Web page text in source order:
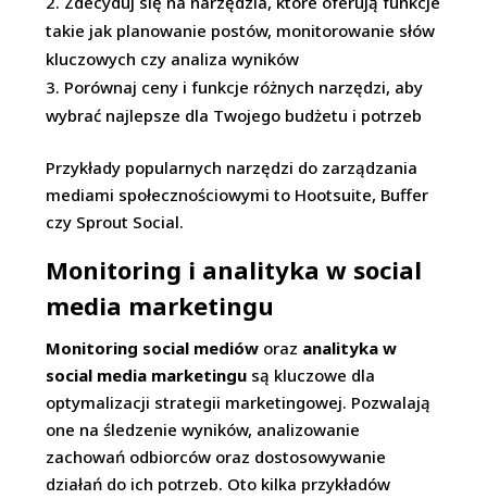
takie jak planowanie postów, monitorowanie słów
kluczowych czy analiza wyników
Porównaj ceny i funkcje różnych narzędzi, aby
wybrać najlepsze dla Twojego budżetu i potrzeb
Przykłady popularnych narzędzi do zarządzania
mediami społecznościowymi to Hootsuite, Buffer
czy Sprout Social.
Monitoring i analityka w social
media marketingu
Monitoring social mediów oraz analityka w
social media marketingu są kluczowe dla
optymalizacji strategii marketingowej. Pozwalają
one na śledzenie wyników, analizowanie
zachowań odbiorców oraz dostosowywanie
działań do ich potrzeb. Oto kilka przykładów